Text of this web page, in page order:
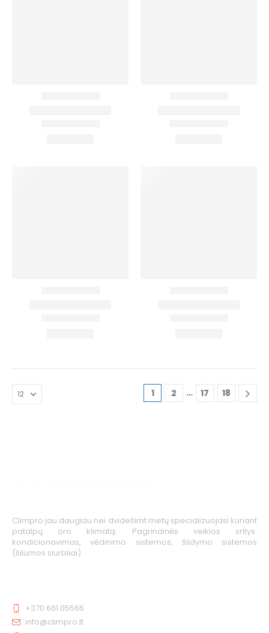
1 2 … 17 18
Climpro jau daugiau nei dvidešimt metų specializuojasi kuriant
patalpų oro klimatą. Pagrindinės veiklos sritys:
kondicionavimas, vėdinimo sistemos, šildymo sistemos
(šilumos siurbliai).
+370 661 05566
info@climpro.lt